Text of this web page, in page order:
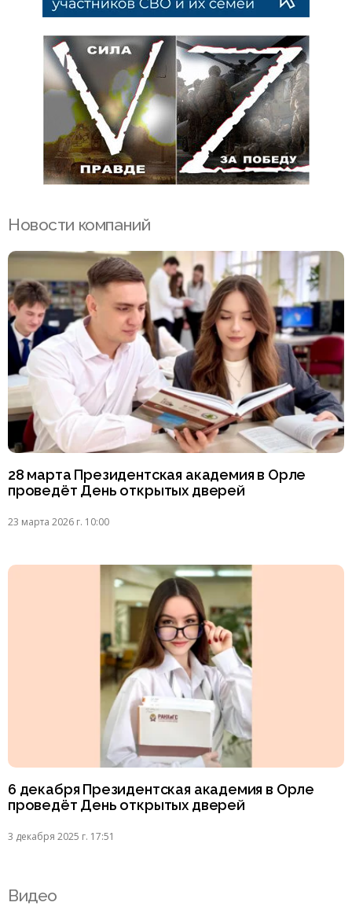
Новости компаний
28 марта Президентская академия в Орле
проведёт День открытых дверей
23 марта 2026 г. 10:00
6 декабря Президентская академия в Орле
проведёт День открытых дверей
3 декабря 2025 г. 17:51
Видео